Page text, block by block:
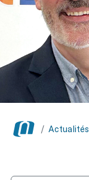
/ Actualités